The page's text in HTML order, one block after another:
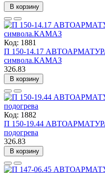
В корзину
Код: 1881
П 150-14.17 АВТОАРМАТУРА
символа.КАМАЗ
326.83
В корзину
Код: 1882
П 150-19.44 АВТОАРМАТУРА
подогрева
326.83
В корзину